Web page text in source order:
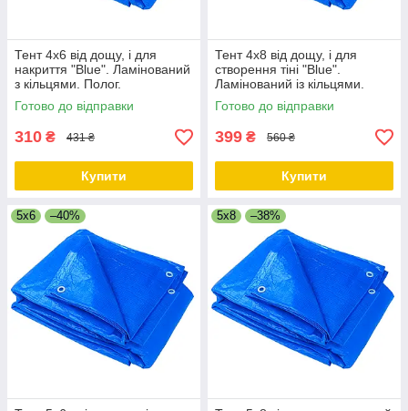
Тент 4х6 від дощу, і для
накриття "Blue". Ламінований
з кільцями. Полог.
Готово до відправки
310 ₴ 431 ₴
Купити
Тент 4х8 від дощу, і для
створення тіні "Blue".
Ламінований із кільцями.
Полог.
Готово до відправки
399 ₴ 560 ₴
Купити
5x6 –40% 5x8 –38%